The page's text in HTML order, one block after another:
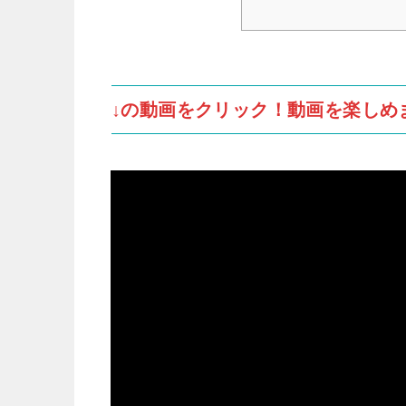
↓の動画をクリック！動画を楽しめ